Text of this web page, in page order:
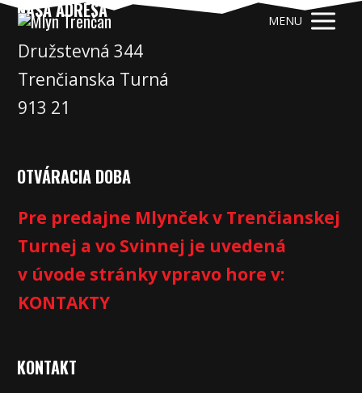
MENU
NAŠA ADRESA
Družstevná 344
Trenčianska Turná
913 21
OTVÁRACIA DOBA
Pre predajne Mlynček v Trenčianskej
Turnej a vo Svinnej je uvedená
v úvode stránky vpravo hore v:
KONTAKTY
KONTAKT